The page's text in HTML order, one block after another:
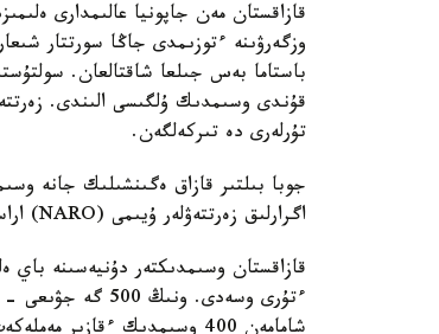
قازاقستان مەن جاپونيا عالىمدارى
وزگەرۋىنە ءتوزىمدى جاڭا سورتتار
باستاما بەس جىلعا شاقتالعان.
قۇندى وسىمدىك ۇلگىسى الىندى.
تۇرلەرى دە تىركەلگەن.
جوبا بىلتىر قازاق ەگىنشىلىك جانە
اگرارلىق زەرتتەۋلەر ۇيىمى (NARO) اراسىندا قابىلدانعان كەلىسىم اياسىندا قولعا الىندى.
ءتۇرى وسەدى.